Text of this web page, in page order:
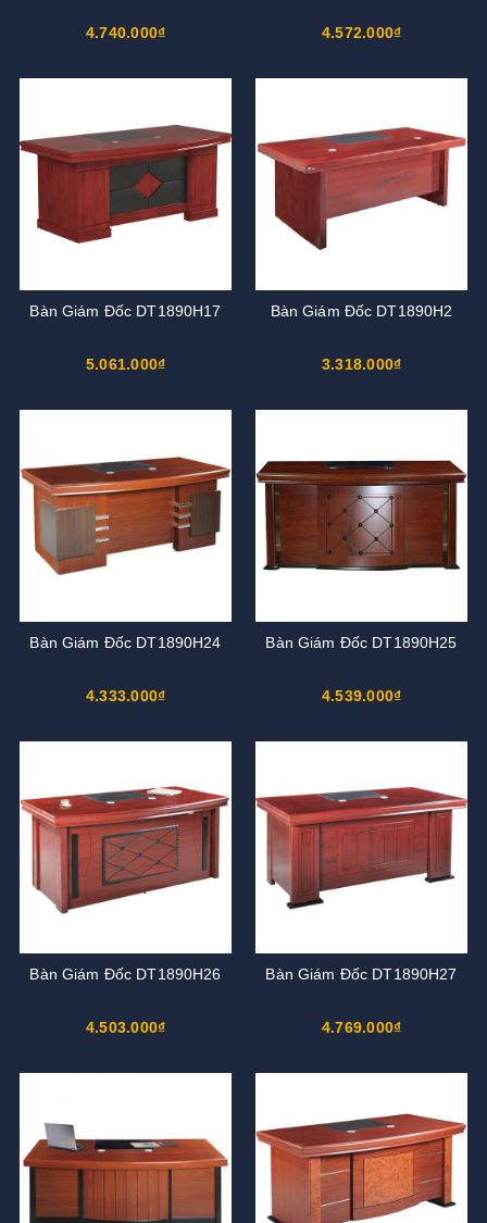
4.740.000₫ 4.572.000₫
Bàn Giám Đốc DT1890H17
5.061.000₫
Bàn Giám Đốc DT1890H2
3.318.000₫
Bàn Giám Đốc DT1890H24
4.333.000₫
Bàn Giám Đốc DT1890H25
4.539.000₫
Bàn Giám Đốc DT1890H26
4.503.000₫
Bàn Giám Đốc DT1890H27
4.769.000₫